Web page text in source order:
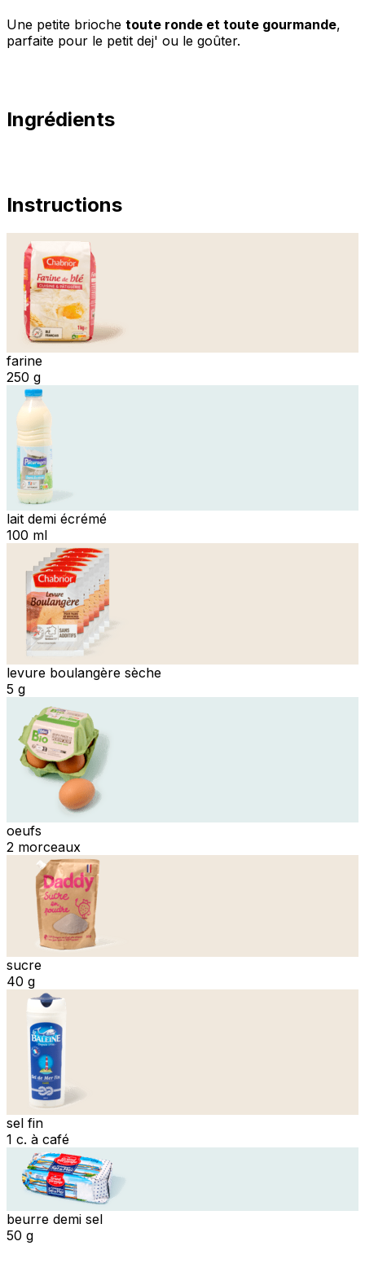
Une petite brioche toute ronde et toute gourmande,
parfaite pour le petit dej' ou le goûter.
Ingrédients
Instructions
farine
250 g
lait demi écrémé
100 ml
levure boulangère sèche
5 g
oeufs
2 morceaux
sucre
40 g
sel fin
1 c. à café
beurre demi sel
50 g